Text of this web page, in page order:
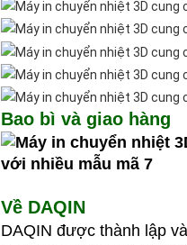
Bao bì và giao hàng
Về DAQIN
DAQIN được thành lập